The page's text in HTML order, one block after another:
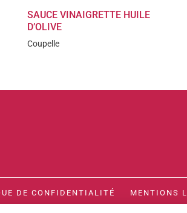
SAUCE VINAIGRETTE HUILE
D’OLIVE
Coupelle
DE CONFIDENTIALITÉ MENTIONS